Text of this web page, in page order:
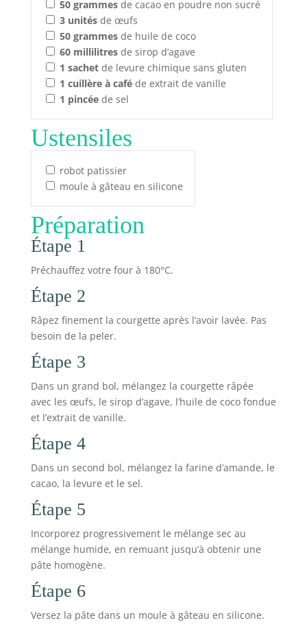
50 grammesde cacao en poudre non sucré
3 unitésde œufs
50 grammesde huile de coco
60 millilitresde sirop d’agave
1 sachetde levure chimique sans gluten
1 cuillère à caféde extrait de vanille
1 pincéede sel
Ustensiles
robot patissier
moule à gâteau en silicone
Préparation
Étape 1
Préchauffez votre four à 180°C.
Étape 2
Râpez finement la courgette après l’avoir lavée. Pas
besoin de la peler.
Étape 3
Dans un grand bol, mélangez la courgette râpée
avec les œufs, le sirop d’agave, l’huile de coco fondue
et l’extrait de vanille.
Étape 4
Dans un second bol, mélangez la farine d’amande, le
cacao, la levure et le sel.
Étape 5
Incorporez progressivement le mélange sec au
mélange humide, en remuant jusqu’à obtenir une
pâte homogène.
Étape 6
Versez la pâte dans un moule à gâteau en silicone.